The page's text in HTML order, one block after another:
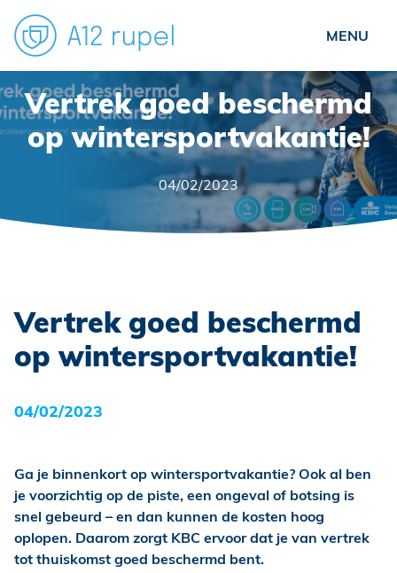
Particulieren
Ondernemers
Verenigingen
Nieuws
Vertrek goed beschermd
op wintersportvakantie!
04/02/2023
Vertrek goed beschermd
op wintersportvakantie!
04/02/2023
Ga je binnenkort op wintersportvakantie? Ook al ben
je voorzichtig op de piste, een ongeval of botsing is
snel gebeurd – en dan kunnen de kosten hoog
oplopen. Daarom zorgt KBC ervoor dat je van vertrek
tot thuiskomst goed beschermd bent.